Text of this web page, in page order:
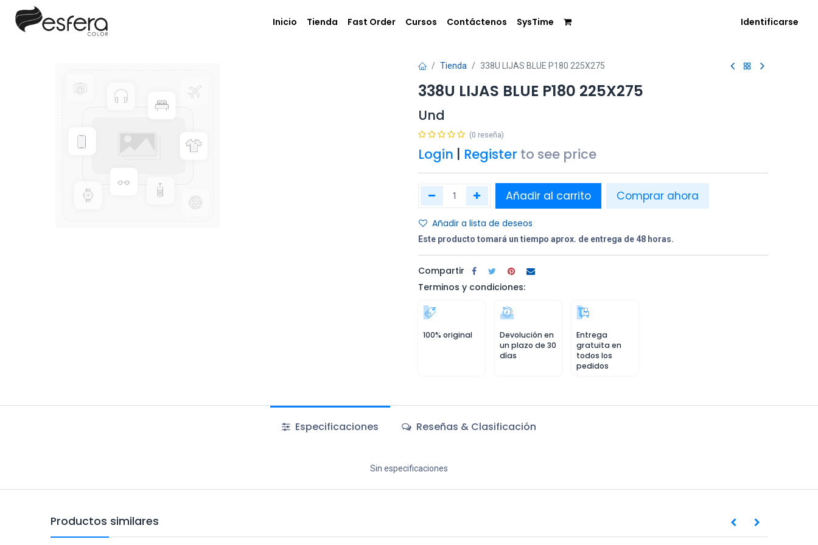
Inicio Tienda Fast Order Cursos Contáctenos SysTime Identificarse
Tienda 338U LIJAS BLUE P180 225X275
338U LIJAS BLUE P180 225X275
Und
(0 reseña)
Login Register to see price
Añadir al carrito Comprar ahora
Añadir a lista de deseos
Este producto tomará un tiempo aprox. de entrega de 48 horas.
Compartir
Terminos y condiciones:
100% original
Devolución en
un plazo de 30
días
Entrega
gratuita en
todos los
pedidos
Especificaciones Reseñas & Clasificación
Sin especificaciones
Productos similares